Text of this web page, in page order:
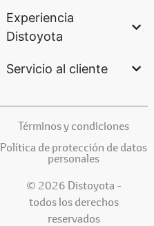
Experiencia
Distoyota
Servicio al cliente
Términos y condiciones
Política de protección de datos
personales
© 2026 Distoyota -
todos los derechos
reservados